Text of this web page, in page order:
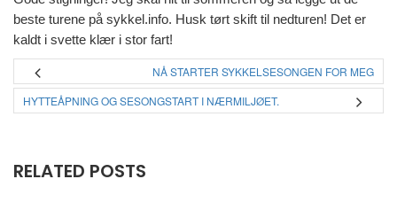
beste turene på sykkel.info. Husk tørt skift til nedturen! Det er
kaldt i svette klær i stor fart!
NÅ STARTER SYKKELSESONGEN FOR MEG
HYTTEÅPNING OG SESONGSTART I NÆRMILJØET.
RELATED POSTS